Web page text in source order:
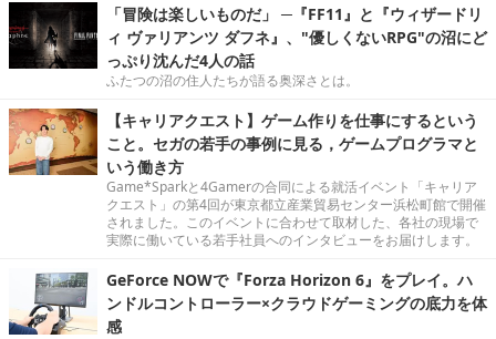
「冒険は楽しいものだ」 ─『FF11』と『ウィザードリ
ィ ヴァリアンツ ダフネ』、"優しくないRPG"の沼にど
っぷり沈んだ4人の話
ふたつの沼の住人たちが語る奥深さとは。
【キャリアクエスト】ゲーム作りを仕事にするという
こと。セガの若手の事例に見る，ゲームプログラマと
いう働き方
Game*Sparkと4Gamerの合同による就活イベント「キャリア
クエスト」の第4回が東京都立産業貿易センター浜松町館で開催
されました。このイベントに合わせて取材した、各社の現場で
実際に働いている若手社員へのインタビューをお届けします。
GeForce NOWで『Forza Horizon 6』をプレイ。ハ
ンドルコントローラー×クラウドゲーミングの底力を体
感